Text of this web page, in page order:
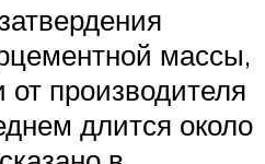
массы,
производителя
длится около